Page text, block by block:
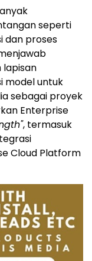
seperti
dan proses
lapisan
model untuk
sebagai proyek
Enterprise
, termasuk
Cloud Platform